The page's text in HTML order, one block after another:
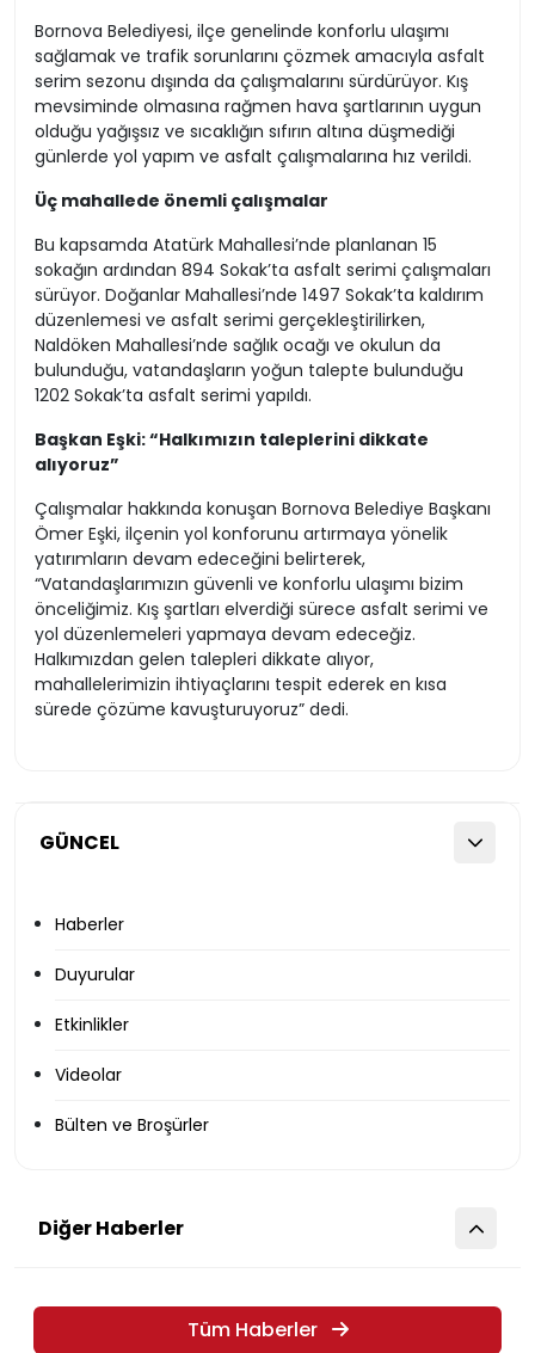
GÜNCEL
Haberler
Duyurular
Etkinlikler
Videolar
Bülten ve Broşürler
Bornova Belediyesi, ilçe genelinde konforlu ulaşımı
sağlamak ve trafik sorunlarını çözmek amacıyla asfalt
serim sezonu dışında da çalışmalarını sürdürüyor. Kış
mevsiminde olmasına rağmen hava şartlarının uygun
olduğu yağışsız ve sıcaklığın sıfırın altına düşmediği
günlerde yol yapım ve asfalt çalışmalarına hız verildi.
Üç mahallede önemli çalışmalar
Bu kapsamda Atatürk Mahallesi’nde planlanan 15
sokağın ardından 894 Sokak’ta asfalt serimi çalışmaları
sürüyor. Doğanlar Mahallesi’nde 1497 Sokak’ta kaldırım
düzenlemesi ve asfalt serimi gerçekleştirilirken,
Naldöken Mahallesi’nde sağlık ocağı ve okulun da
bulunduğu, vatandaşların yoğun talepte bulunduğu
1202 Sokak’ta asfalt serimi yapıldı.
Başkan Eşki: “Halkımızın taleplerini dikkate
alıyoruz”
Çalışmalar hakkında konuşan Bornova Belediye Başkanı
Ömer Eşki, ilçenin yol konforunu artırmaya yönelik
yatırımların devam edeceğini belirterek,
“Vatandaşlarımızın güvenli ve konforlu ulaşımı bizim
önceliğimiz. Kış şartları elverdiği sürece asfalt serimi ve
yol düzenlemeleri yapmaya devam edeceğiz.
Halkımızdan gelen talepleri dikkate alıyor,
mahallelerimizin ihtiyaçlarını tespit ederek en kısa
sürede çözüme kavuşturuyoruz” dedi.
Diğer Haberler
Tüm Haberler